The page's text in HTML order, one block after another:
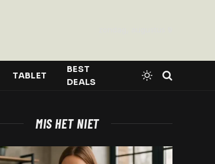
TABLET
BEST
DEALS
MIS HET NIET